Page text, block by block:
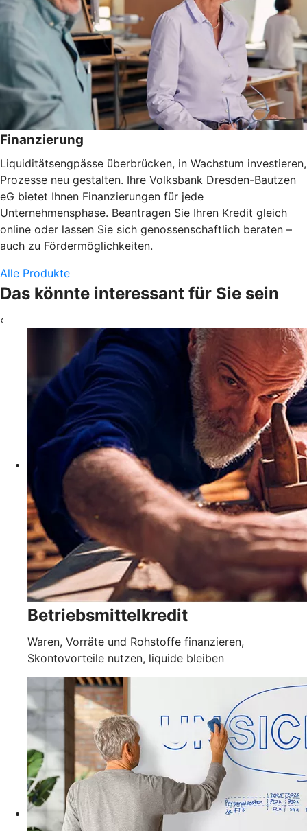
Finanzierung
Liquiditätsengpässe überbrücken, in Wachstum investieren,
Prozesse neu gestalten. Ihre Volksbank Dresden-Bautzen
eG bietet Ihnen Finanzierungen für jede
Unternehmensphase. Beantragen Sie Ihren Kredit gleich
online oder lassen Sie sich genossenschaftlich beraten –
auch zu Fördermöglichkeiten.
Alle Produkte
Das könnte interessant für Sie sein
‹
Betriebsmittelkredit
Waren, Vorräte und Rohstoffe finanzieren,
Skontovorteile nutzen, liquide bleiben